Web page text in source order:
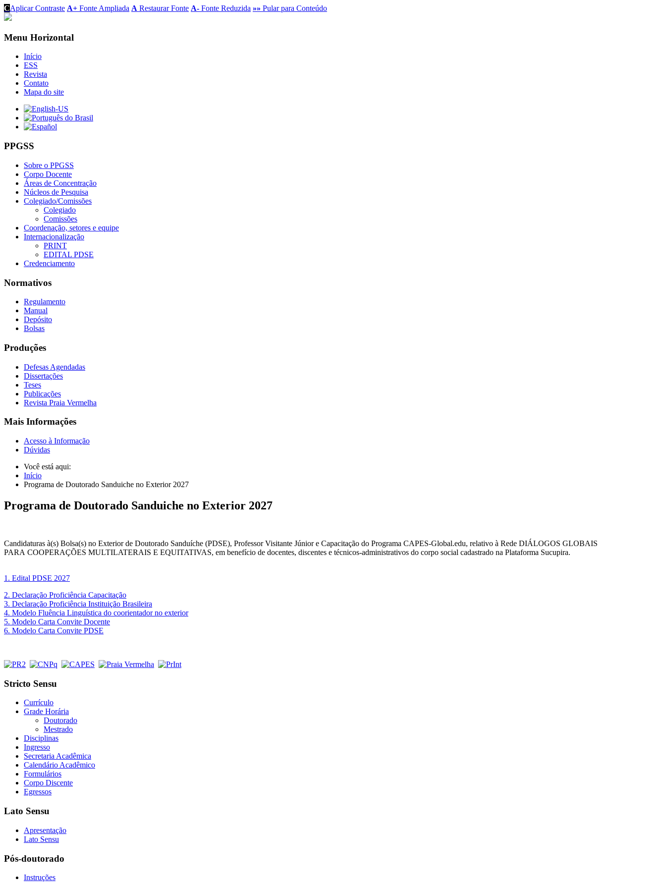
CAplicar Contraste A+ Fonte Ampliada A Restaurar Fonte A- Fonte Reduzida »» Pular para Conteúdo
Menu Horizontal
Início
ESS
Revista
Contato
Mapa do site
PPGSS
Sobre o PPGSS
Corpo Docente
Áreas de Concentração
Núcleos de Pesquisa
Colegiado/Comissões
Colegiado
Comissões
Coordenação, setores e equipe
Internacionalização
PRINT
EDITAL PDSE
Credenciamento
Normativos
Regulamento
Manual
Depósito
Bolsas
Produções
Defesas Agendadas
Dissertações
Teses
Publicações
Revista Praia Vermelha
Mais Informações
Acesso à Informação
Dúvidas
Você está aqui:
Início
Programa de Doutorado Sanduiche no Exterior 2027
Programa de Doutorado Sanduiche no Exterior 2027
Candidaturas à(s) Bolsa(s) no Exterior de Doutorado Sanduíche (PDSE), Professor Visitante Júnior e Capacitação do Programa CAPES-Global.edu, relativo à Rede DIÁLOGOS GLOBAIS
PARA COOPERAÇÕES MULTILATERAIS E EQUITATIVAS, em benefício de docentes, discentes e técnicos-administrativos do corpo social cadastrado na Plataforma Sucupira.
1. Edital PDSE 2027
2. Declaração Proficiência Capacitação
3. Declaração Proficiência Instituição Brasileira
4. Modelo Fluência Linguística do coorientador no exterior
5. Modelo Carta Convite Docente
6. Modelo Carta Convite PDSE
Stricto Sensu
Currículo
Grade Horária
Doutorado
Mestrado
Disciplinas
Ingresso
Secretaria Acadêmica
Calendário Acadêmico
Formulários
Corpo Discente
Egressos
Lato Sensu
Apresentação
Lato Sensu
Pós-doutorado
Instruções